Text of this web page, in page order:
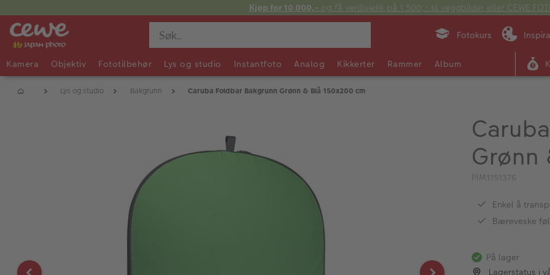
Kjøp for 10 000,- og få verdisjekk på 1 500,- til veggbilder eller CEWE
Fotokurs
Kamera Objektiv Fototilbehør Lys og studio Instantfoto Analog Kikkerter Rammer Album
Lys og studio Bakgrunn Caruba Foldbar Bakgrunn Grønn & Blå 150x200 cm
Grønn
PIM1151376
Enkel å
Bæreveske
På lager
Lagerstatus i